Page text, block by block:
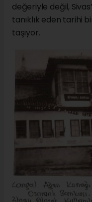
değeriyle değil,
tanıklık eden tarihi
taşıyor.